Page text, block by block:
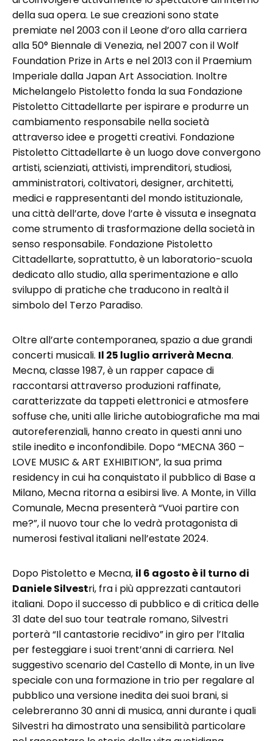
della sua opera. Le sue creazioni sono state
premiate nel 2003 con il Leone d’oro alla carriera
alla 50° Biennale di Venezia, nel 2007 con il Wolf
Foundation Prize in Arts e nel 2013 con il Praemium
Imperiale dalla Japan Art Association. Inoltre
Michelangelo Pistoletto fonda la sua Fondazione
Pistoletto Cittadellarte per ispirare e produrre un
cambiamento responsabile nella società
attraverso idee e progetti creativi. Fondazione
Pistoletto Cittadellarte è un luogo dove convergono
artisti, scienziati, attivisti, imprenditori, studiosi,
amministratori, coltivatori, designer, architetti,
medici e rappresentanti del mondo istituzionale,
una città dell’arte, dove l’arte è vissuta e insegnata
come strumento di trasformazione della società in
senso responsabile. Fondazione Pistoletto
Cittadellarte, soprattutto, è un laboratorio-scuola
dedicato allo studio, alla sperimentazione e allo
sviluppo di pratiche che traducono in realtà il
simbolo del Terzo Paradiso.
Oltre all’arte contemporanea, spazio a due grandi
concerti musicali. Il 25 luglio arriverà Mecna.
Mecna, classe 1987, è un rapper capace di
raccontarsi attraverso produzioni raffinate,
caratterizzate da tappeti elettronici e atmosfere
soffuse che, uniti alle liriche autobiografiche ma mai
autoreferenziali, hanno creato in questi anni uno
stile inedito e inconfondibile. Dopo “MECNA 360 –
LOVE MUSIC & ART EXHIBITION”, la sua prima
residency in cui ha conquistato il pubblico di Base a
Milano, Mecna ritorna a esibirsi live. A Monte, in Villa
Comunale, Mecna presenterà “Vuoi partire con
me?”, il nuovo tour che lo vedrà protagonista di
numerosi festival italiani nell’estate 2024.
Dopo Pistoletto e Mecna, il 6 agosto è il turno di
Daniele Silvestri, fra i più apprezzati cantautori
italiani. Dopo il successo di pubblico e di critica delle
31 date del suo tour teatrale romano, Silvestri
porterà “Il cantastorie recidivo” in giro per l’Italia
per festeggiare i suoi trent’anni di carriera. Nel
suggestivo scenario del Castello di Monte, in un live
speciale con una formazione in trio per regalare al
pubblico una versione inedita dei suoi brani, si
celebreranno 30 anni di musica, anni durante i quali
Silvestri ha dimostrato una sensibilità particolare